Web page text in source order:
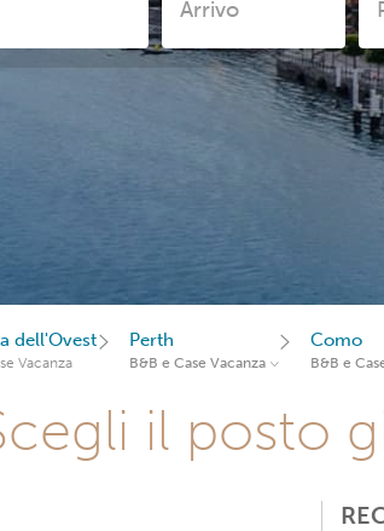
dell'Ovest
Vacanza
Perth
B&B e Case Vacanza
Como
B&B e
il posto